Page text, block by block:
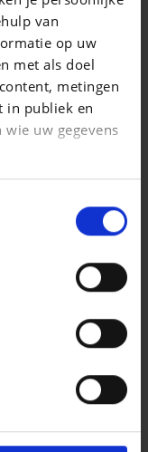
van
op uw
met als doel
metingen
in publiek en
uw gegevens
geografische
kan zijn
het actief te
gegevens worden
detailgedeelte
wijzigen of